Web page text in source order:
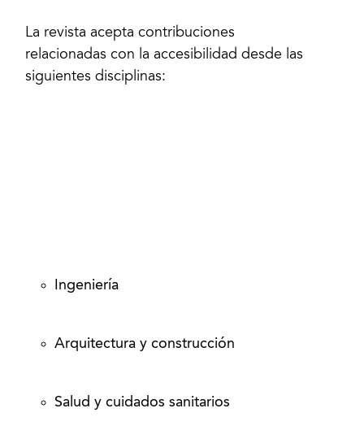
La revista acepta contribuciones
relacionadas con la accesibilidad desde las
siguientes disciplinas:
Ingeniería
Arquitectura y construcción
Salud y cuidados sanitarios